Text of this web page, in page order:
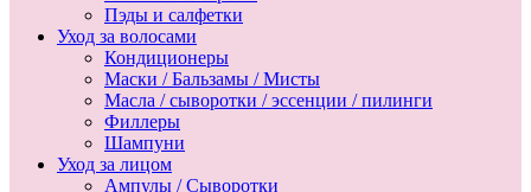
Пэды и салфетки
Уход за волосами
Кондиционеры
Маски / Бальзамы / Мисты
Масла / сыворотки / эссенции / пилинги
Филлеры
Шампуни
Уход за лицом
Ампулы / Сыворотки